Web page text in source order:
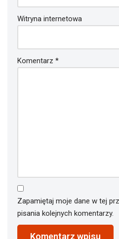
Witryna internetowa
Komentarz *
Zapamiętaj moje dane w tej
pisania kolejnych komentarzy.